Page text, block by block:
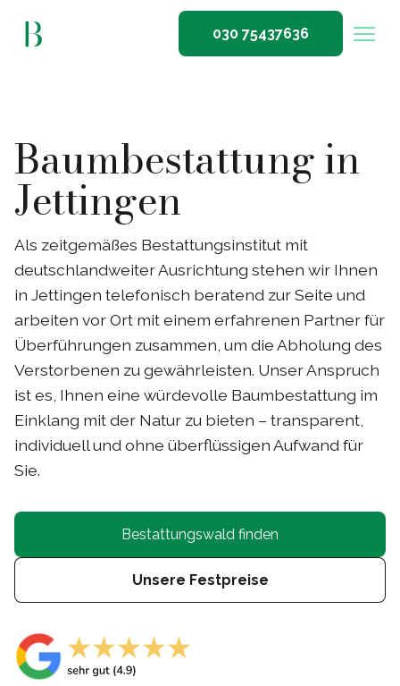
030 75437636
Baumbestattung in
Jettingen
Als zeitgemäßes Bestattungsinstitut mit
deutschlandweiter Ausrichtung stehen wir Ihnen
in Jettingen telefonisch beratend zur Seite und
arbeiten vor Ort mit einem erfahrenen Partner für
Überführungen zusammen, um die Abholung des
Verstorbenen zu gewährleisten. Unser Anspruch
ist es, Ihnen eine würdevolle Baumbestattung im
Einklang mit der Natur zu bieten – transparent,
individuell und ohne überflüssigen Aufwand für
Sie.
Bestattungswald finden
Unsere Festpreise